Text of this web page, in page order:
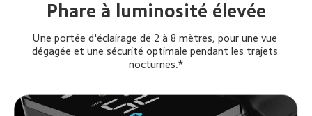
Phare à luminosité élevée
Une portée d'éclairage de 2 à 8 mètres, pour une vue
dégagée et une sécurité optimale pendant les trajets
nocturnes.*